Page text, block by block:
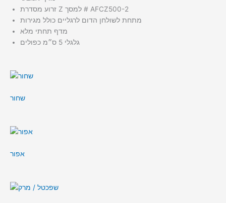
זרוע מסדרת Z למסך # AFCZ500-2
מתחת לשולחן הדום לרגליים כולל מגירות
מדף תחתי מלא
גלגלי 5 ס״מ כפולים
שחור
אפור